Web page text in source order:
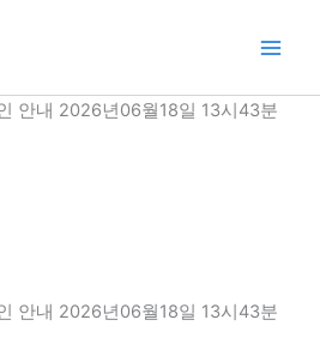
안내 2026년06월18일 13시43분
안내 2026년06월18일 13시43분